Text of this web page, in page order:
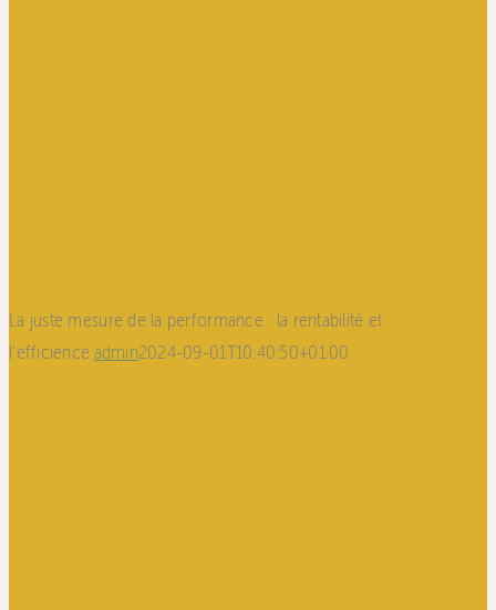
La juste mesure de la performance : la rentabilité et
l’efficience.admin2024-09-01T10:40:50+01:00